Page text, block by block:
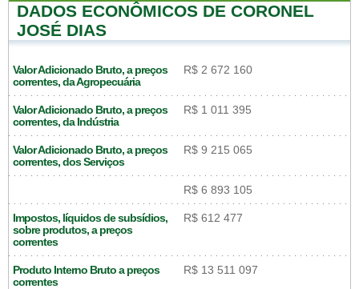
DADOS ECONÔMICOS DE CORONEL
JOSÉ DIAS
Valor Adicionado Bruto, a preços
correntes, da Agropecuária
R$ 2 672 160
Valor Adicionado Bruto, a preços
correntes, da Indústria
R$ 1 011 395
Valor Adicionado Bruto, a preços
correntes, dos Serviços
R$ 9 215 065
R$ 6 893 105
Impostos, líquidos de subsídios,
sobre produtos, a preços
correntes
R$ 612 477
Produto Interno Bruto a preços
correntes
R$ 13 511 097